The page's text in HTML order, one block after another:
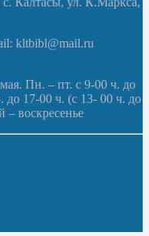
kltbibl@mail.ru
Пн. – пт. с 9-00 ч. до
до 17-00 ч. (с 13- 00 ч. до
– воскресенье